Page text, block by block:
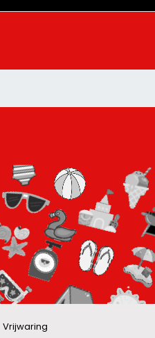
Vrijwaring